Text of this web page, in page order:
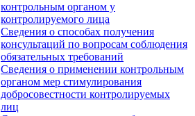
контрольным органом у
контролируемого лица
Сведения о способах получения
консультаций по вопросам соблюдения
обязательных требований
Сведения о применении контрольным
органом мер стимулирования
добросовестности контролируемых
лиц